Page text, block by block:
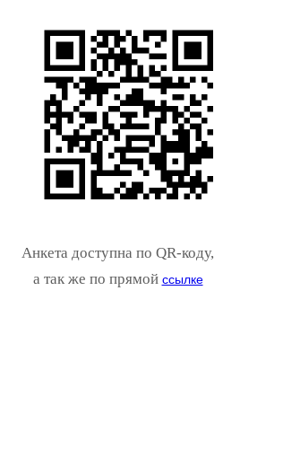
Анкета доступна по QR-коду,
а так же по прямой ссылке